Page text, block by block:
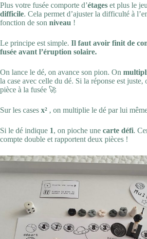
Plus votre fusée comporte d’étages et plus le
difficile. Cela permet d’ajuster la difficulté à
fonction de son niveau !
Le principe est simple. Il faut avoir finit de
fusée avant l’éruption solaire.
On lance le dé, on avance son pion. On
la case avec celle du dé. Si la réponse est juste,
pièce à la fusée 🚀
Sur les cases x² , on multiplie le dé par lui
Si le dé indique 1, on pioche une carte défi.
compte double et rapportent deux pièces !